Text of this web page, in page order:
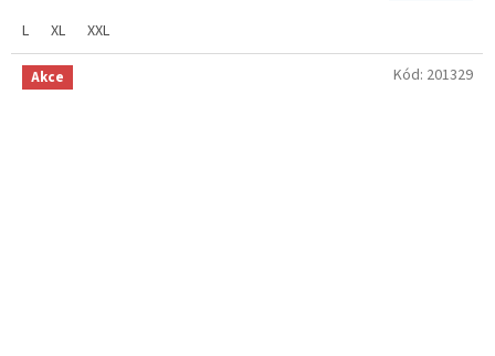
L XL XXL
Akce Kód: 201329